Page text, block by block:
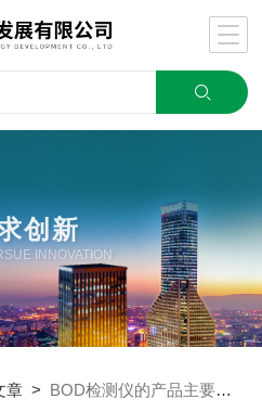
创新
INNOVATION
章 > BOD检测仪的产品主要应用介绍